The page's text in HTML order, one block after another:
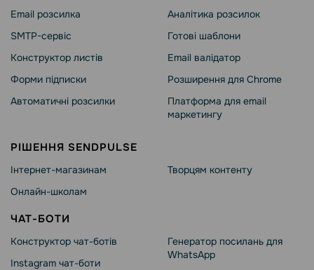
Email розсилка
SMTP-сервіс
Конструктор листів
Форми підписки
Автоматичні розсилки
Аналітика розсилок
Готові шаблони
Email валідатор
Розширення для Chrome
Платформа для email
маркетингу
РІШЕННЯ SENDPULSE
Інтернет-магазинам
Онлайн-школам
Творцям контенту
ЧАТ-БОТИ
Конструктор чат-ботів
Instagram чат-боти
Генератор посилань для
WhatsApp